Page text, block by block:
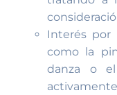
Interés por
como la
danza o